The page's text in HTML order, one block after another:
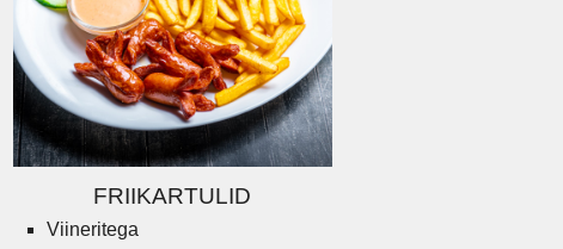
FRIIKARTULID
Viineritega